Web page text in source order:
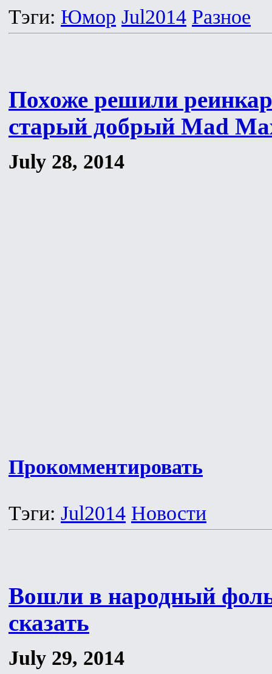
Тэги: Юмор Jul2014 Разное
Похоже решили
старый добрый Mad
July 28, 2014
Прокомментировать
Тэги: Jul2014 Новости
Вошли в народный
сказать
July 29, 2014